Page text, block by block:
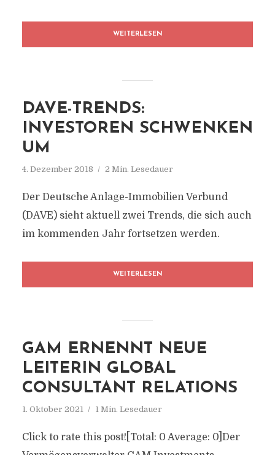
WEITERLESEN
DAVE-TRENDS:
INVESTOREN SCHWENKEN
UM
4. Dezember 2018 2 Min. Lesedauer
Der Deutsche Anlage-Immobilien Verbund
(DAVE) sieht aktuell zwei Trends, die sich auch
im kommenden Jahr fortsetzen werden.
WEITERLESEN
GAM ERNENNT NEUE
LEITERIN GLOBAL
CONSULTANT RELATIONS
1. Oktober 2021 1 Min. Lesedauer
Click to rate this post![Total: 0 Average: 0]Der